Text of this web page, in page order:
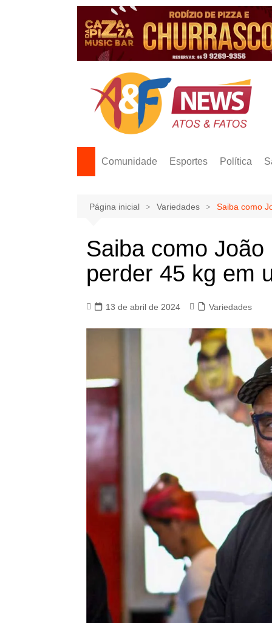
Comunidade Esportes Política
Página inicial Variedades Saiba como
Saiba como
perder 45 kg em
13 de abril de 2024 Variedades